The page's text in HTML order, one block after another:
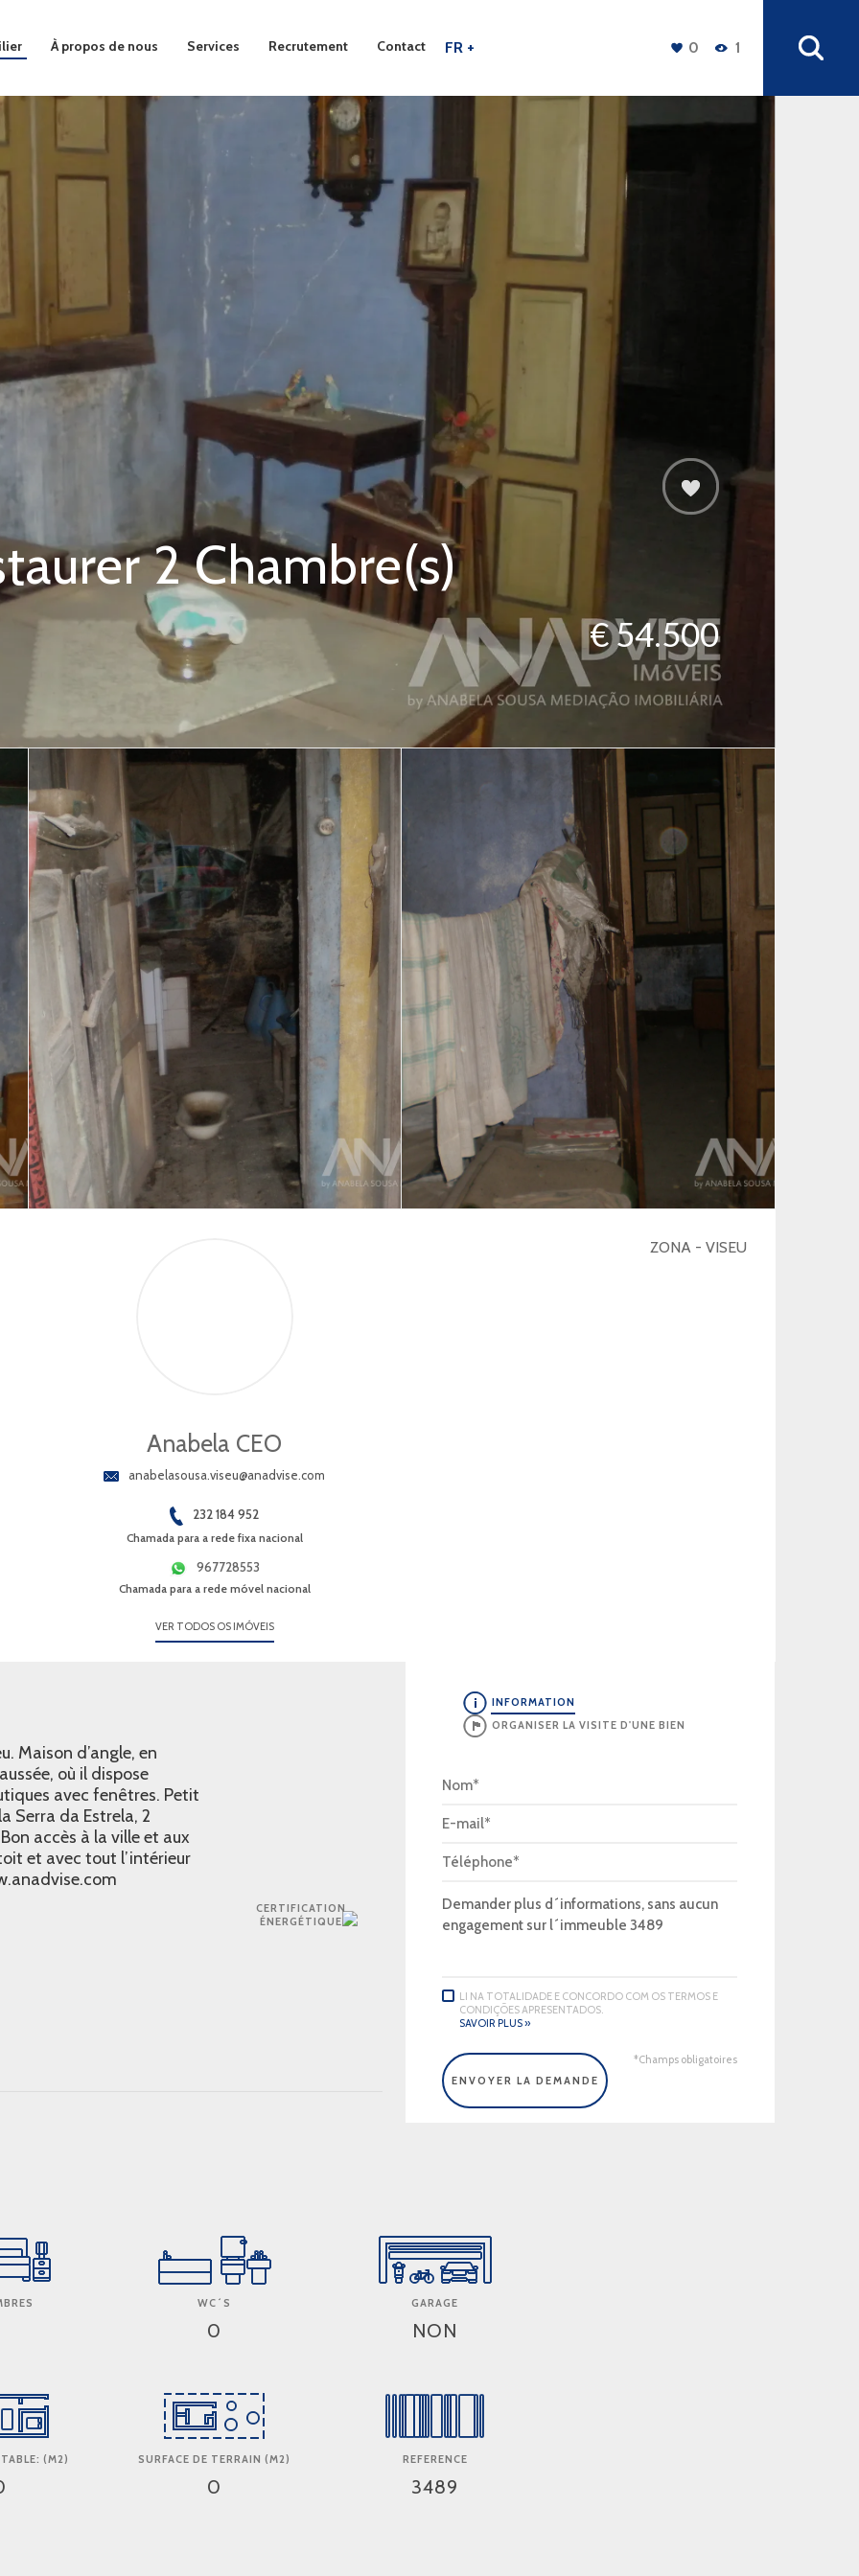
À propos de nous Services Recrutement Contact FR + 0 1
2 Chambre(s)
€ 54.500
ZONA - VISEU
Anabela CEO
anabelasousa.viseu@anadvise.com
232 184 952
Chamada para a rede fixa nacional
967728553
Chamada para a rede móvel nacional
VER TODOS OS IMÓVEIS
CERTIFICATION
ÉNERGÉTIQUE
Maison d’angle, en
où il dispose
avec fenêtres. Petit
Serra da Estrela, 2
accès à la ville et aux
et avec tout l’intérieur
INFORMATION
ORGANISER LA VISITE D'UNE BIEN
LI NA TOTALIDADE E CONCORDO COM OS TERMOS E
CONDIÇÕES APRESENTADOS.
SAVOIR PLUS »
*Champs obligatoires
WC´S
0
GARAGE
NON
(M2) SURFACE DE TERRAIN (M2)
0
REFERENCE
3489